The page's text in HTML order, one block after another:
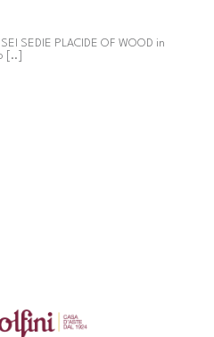
SEDIE PLACIDE OF WOOD in
[..]